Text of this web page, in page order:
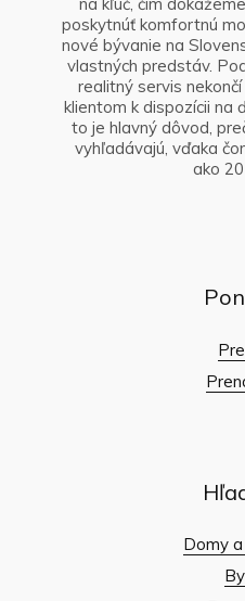
poskytnúť komfortnú
nové bývanie na
vlastných predstáv.
realitný servis
klientom k dispozícii na
to je hlavný dôvod,
vyhľadávajú, vďaka
ako
Domy